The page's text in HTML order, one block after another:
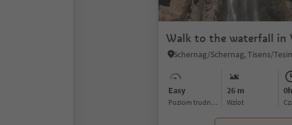
Walk to the waterfall in
Easy
Poziom trudności
26 m
Wzlot